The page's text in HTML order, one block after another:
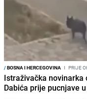
/BOSNA I HERCEGOVINA I PRIJE
Istraživačka novinarka
Dabića prije pucnjave